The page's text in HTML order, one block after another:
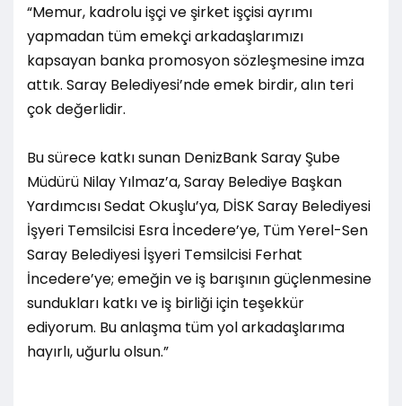
“Memur, kadrolu işçi ve şirket işçisi ayrımı
yapmadan tüm emekçi arkadaşlarımızı
kapsayan banka promosyon sözleşmesine imza
attık. Saray Belediyesi’nde emek birdir, alın teri
çok değerlidir.
Bu sürece katkı sunan DenizBank Saray Şube
Müdürü Nilay Yılmaz’a, Saray Belediye Başkan
Yardımcısı Sedat Okuşlu’ya, DİSK Saray Belediyesi
İşyeri Temsilcisi Esra İncedere’ye, Tüm Yerel-Sen
Saray Belediyesi İşyeri Temsilcisi Ferhat
İncedere’ye; emeğin ve iş barışının güçlenmesine
sundukları katkı ve iş birliği için teşekkür
ediyorum. Bu anlaşma tüm yol arkadaşlarıma
hayırlı, uğurlu olsun.”